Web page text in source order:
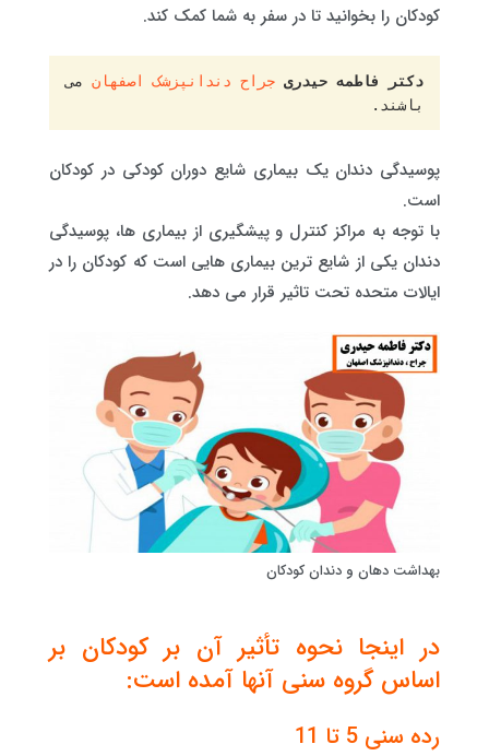
کودکان را بخوانید تا در سفر به شما کمک کند.
دکتر فاطمه حیدری جراح دندانپزشک اصفهان
می
باشند.
پوسیدگی دندان یک بیماری شایع دوران کودکی در کودکان
است.
با توجه به مراکز کنترل و پیشگیری از بیماری ها، پوسیدگی
دندان یکی از شایع ترین بیماری هایی است که کودکان را در
ایالات متحده تحت تاثیر قرار می دهد.
بهداشت دهان و دندان کودکان
در اینجا نحوه تأثیر آن بر کودکان بر
اساس گروه سنی آنها آمده است:
رده سنی 5 تا 11